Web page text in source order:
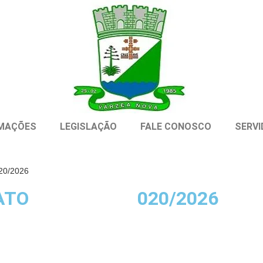
LEGISLAÇÃO FALE CONOSCO
2026
020/2026